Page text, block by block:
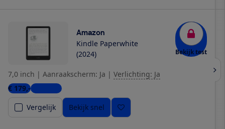
Amazon
Kindle Paperwhite
(2024)
Bekijk test
7,0 inch | Aanraakscherm: Ja | Verlichting: Ja
€ 179,-2 winkels
Vergelijk
Bekijk snel